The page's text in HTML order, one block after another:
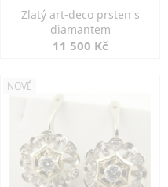
Zlatý art-deco prsten s
diamantem
11 500 Kč
NOVÉ